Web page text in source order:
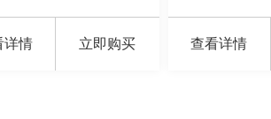
详情 立即购买 查看详情